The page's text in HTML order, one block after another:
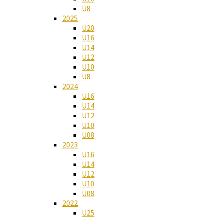
U8
2025
U20
U16
U14
U12
U10
U8
2024
U16
U14
U12
U10
U08
2023
U16
U14
U12
U10
U08
2022
U25